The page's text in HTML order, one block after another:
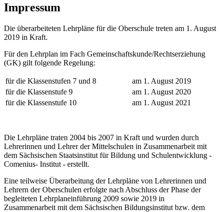
Impressum
Die überarbeiteten Lehrpläne für die Oberschule treten am 1. August
2019 in Kraft.
Für den Lehrplan im Fach Gemeinschaftskunde/Rechtserziehung
(GK) gilt folgende Regelung:
für die Klassenstufen 7 und 8
am 1. August 2019
für die Klassenstufe 9
am 1. August 2020
für die Klassenstufe 10
am 1. August 2021
Die Lehrpläne traten 2004 bis 2007 in Kraft und wurden durch
Lehrerinnen und Lehrer der Mittelschulen in Zusammenarbeit mit
dem Sächsischen Staatsinstitut für Bildung und Schulentwicklung -
Comenius- Institut - erstellt.
Eine teilweise Überarbeitung der Lehrpläne von Lehrerinnen und
Lehrern der Oberschulen erfolgte nach Abschluss der Phase der
begleiteten Lehrplaneinführung 2009 sowie 2019 in
Zusammenarbeit mit dem Sächsischen Bildungsinstitut bzw. dem